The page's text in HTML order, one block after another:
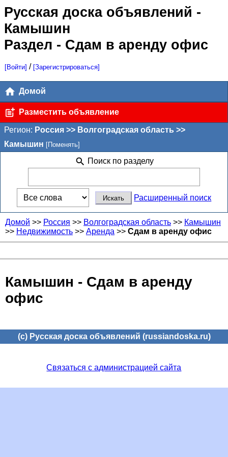
Русская доска объявлений -
Камышин
Раздел - Сдам в аренду офис
[Войти] / [Зарегистрироваться]
Домой
Разместить объявление
Регион: Россия >> Волгоградская область >>
Камышин [Поменять]
Поиск по разделу
Расширенный поиск
Домой >> Россия >> Волгоградская область >> Камышин
>> Недвижимость >> Аренда >> Сдам в аренду офис
Камышин - Сдам в аренду
офис
(c) Русская доска объявлений (russiandoska.ru)
Связаться с администрацией сайта